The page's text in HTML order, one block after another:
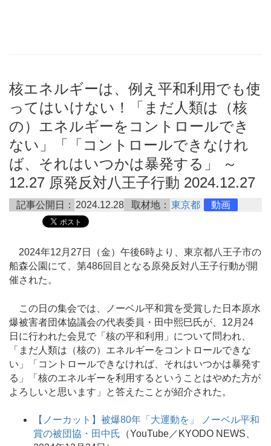
核エネルギーは、例え平和利用でも使
ってはいけない！「まだ人類は（核
の）エネルギーをコントロールでき
ない」「「コントロールできなけれ
ば、それはいつかは暴発する」 ～
12.27 原発反対八王子行動 2024.12.27
記事公開日： 2024.12.28 取材地： 東京都 動画
2024年12月27日（金）午後6時より、東京都八王子市の
船森公園にて、第486回目となる原発反対八王子行動が開
催された。
この日の集会では、ノーベル平和賞を受賞した日本原水
爆被害者団体協議会の代表委員・田中熙巳氏が、12月24
日に行われた会見で「核の平和利用」について問われ、
「まだ人類は（核の）エネルギーをコントロールできな
い」「コントロールできなければ、それはいつかは暴発す
る」「核のエネルギーを利用するということはやめた方が
よろしいと思います」と答えたことが紹介された。
【ノーカット】被爆80年「大運動を」 ノーベル平和
賞の被団協・田中氏 （YouTube／KYODO NEWS、